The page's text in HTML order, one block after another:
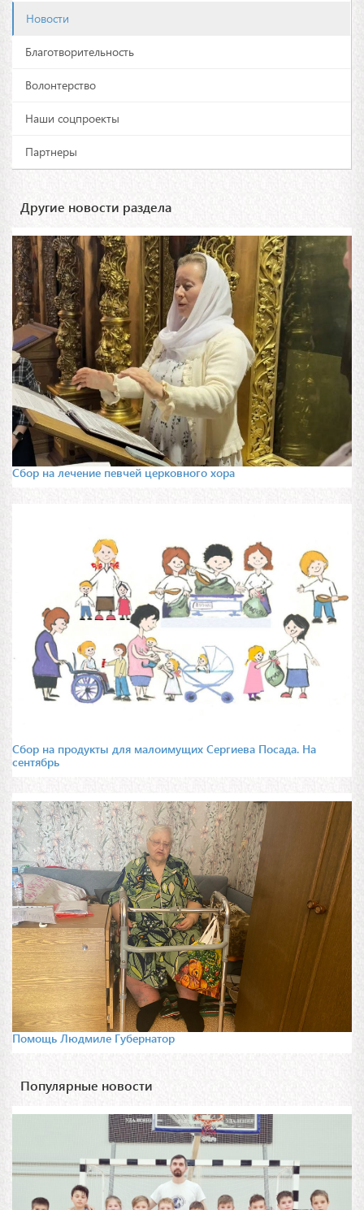
Новости
Благотворительность
Волонтерство
Наши соцпроекты
Партнеры
Другие новости раздела
Сбор на лечение певчей церковного хора
Сбор на продукты для малоимущих Сергиева Посада. На
сентябрь
Помощь Людмиле Губернатор
Популярные новости